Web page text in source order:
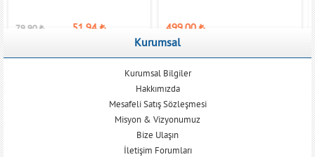
79,90₺ 51,94₺ 499,00₺
Kurumsal
Kurumsal Bilgiler
Hakkımızda
Mesafeli Satış Sözleşmesi
Misyon & Vizyonumuz
Bize Ulaşın
İletişim Forumları